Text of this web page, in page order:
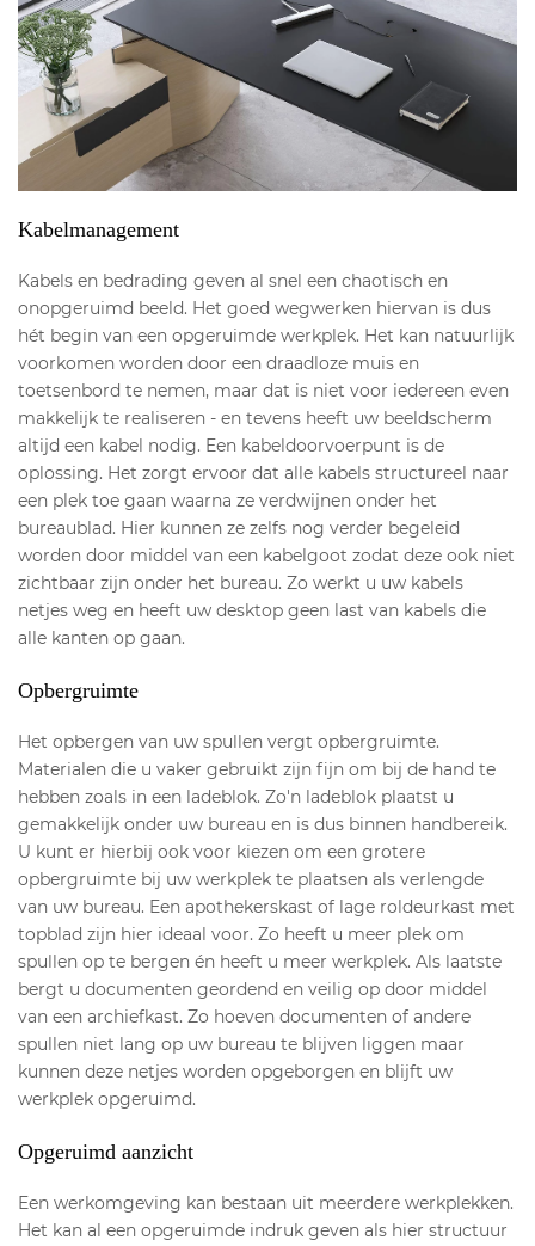
Kabelmanagement
Kabels en bedrading geven al snel een chaotisch en
onopgeruimd beeld. Het goed wegwerken hiervan is dus
hét begin van een opgeruimde werkplek. Het kan natuurlijk
voorkomen worden door een draadloze muis en
toetsenbord te nemen, maar dat is niet voor iedereen even
makkelijk te realiseren - en tevens heeft uw beeldscherm
altijd een kabel nodig. Een kabeldoorvoerpunt is de
oplossing. Het zorgt ervoor dat alle kabels structureel naar
een plek toe gaan waarna ze verdwijnen onder het
bureaublad. Hier kunnen ze zelfs nog verder begeleid
worden door middel van een kabelgoot zodat deze ook niet
zichtbaar zijn onder het bureau. Zo werkt u uw kabels
netjes weg en heeft uw desktop geen last van kabels die
alle kanten op gaan.
Opbergruimte
Het opbergen van uw spullen vergt opbergruimte.
Materialen die u vaker gebruikt zijn fijn om bij de hand te
hebben zoals in een ladeblok. Zo'n ladeblok plaatst u
gemakkelijk onder uw bureau en is dus binnen handbereik.
U kunt er hierbij ook voor kiezen om een grotere
opbergruimte bij uw werkplek te plaatsen als verlengde
van uw bureau. Een apothekerskast of lage roldeurkast met
topblad zijn hier ideaal voor. Zo heeft u meer plek om
spullen op te bergen én heeft u meer werkplek. Als laatste
bergt u documenten geordend en veilig op door middel
van een archiefkast. Zo hoeven documenten of andere
spullen niet lang op uw bureau te blijven liggen maar
kunnen deze netjes worden opgeborgen en blijft uw
werkplek opgeruimd.
Opgeruimd aanzicht
Een werkomgeving kan bestaan uit meerdere werkplekken.
Het kan al een opgeruimde indruk geven als hier structuur